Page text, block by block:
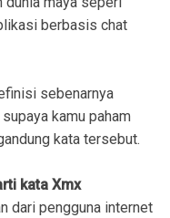
berbasis chat
sebenarnya
kamu paham
kata tersebut.
kata Xmx
dari pengguna internet